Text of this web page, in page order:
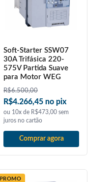
Soft-Starter SSW07
30A Trifásica 220-
575V Partida Suave
para Motor WEG
R$6.500,00
R$4.266,45 no pix
ou 10x de R$473,00 sem
juros no cartão
Comprar agora
PROMO